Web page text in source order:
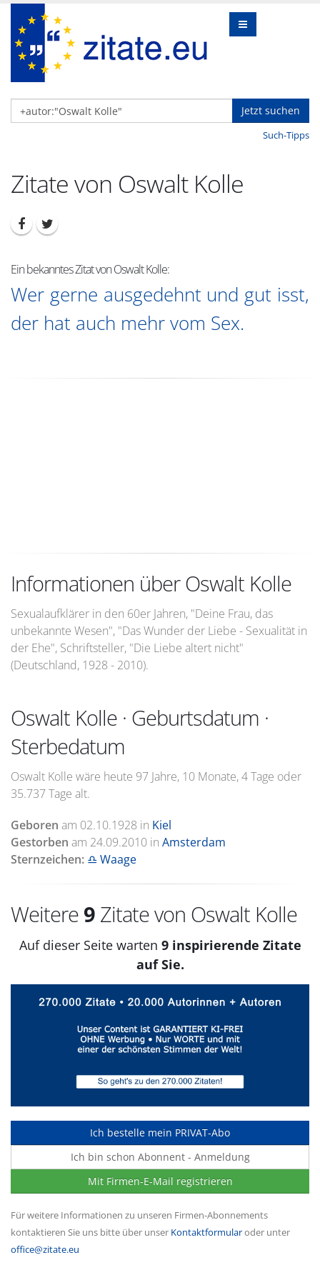
Jetzt suchen
Such-Tipps
Zitate von Oswalt Kolle
Ein bekanntes Zitat von Oswalt Kolle:
Wer gerne ausgedehnt und gut isst,
der hat auch mehr vom Sex.
Informationen über Oswalt Kolle
Sexualaufklärer in den 60er Jahren, "Deine Frau, das
unbekannte Wesen", "Das Wunder der Liebe - Sexualität in
der Ehe", Schriftsteller, "Die Liebe altert nicht"
(Deutschland, 1928 - 2010).
Oswalt Kolle · Geburtsdatum ·
Sterbedatum
Oswalt Kolle wäre heute 97 Jahre, 10 Monate, 4 Tage oder
35.737 Tage alt.
Geboren am 02.10.1928 in Kiel
Gestorben am 24.09.2010 in Amsterdam
Sternzeichen: ♎ Waage
Weitere 9 Zitate von Oswalt Kolle
Auf dieser Seite warten 9 inspirierende Zitate
auf Sie.
Ich bestelle mein PRIVAT-Abo
Ich bin schon Abonnent - Anmeldung
Mit Firmen-E-Mail registrieren
Für weitere Informationen zu unseren Firmen-Abonnements
kontaktieren Sie uns bitte über unser Kontaktformularoder unter
office@zitate.eu